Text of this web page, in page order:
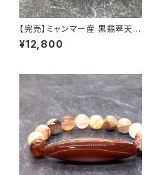
【完売】ミャンマー産 黒翡翠天珠
× チベット産 モリオン ブレスレ
ット
¥12,800